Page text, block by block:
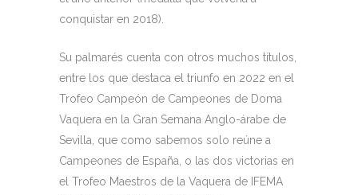
conquistar en 2018).
Su palmarés cuenta con otros muchos títulos,
entre los que destaca el triunfo en 2022 en el
Trofeo Campeón de Campeones de Doma
Vaquera en la Gran Semana Anglo-árabe de
Sevilla, que como sabemos solo reúne a
Campeones de España, o las dos victorias en
el Trofeo Maestros de la Vaquera de IFEMA